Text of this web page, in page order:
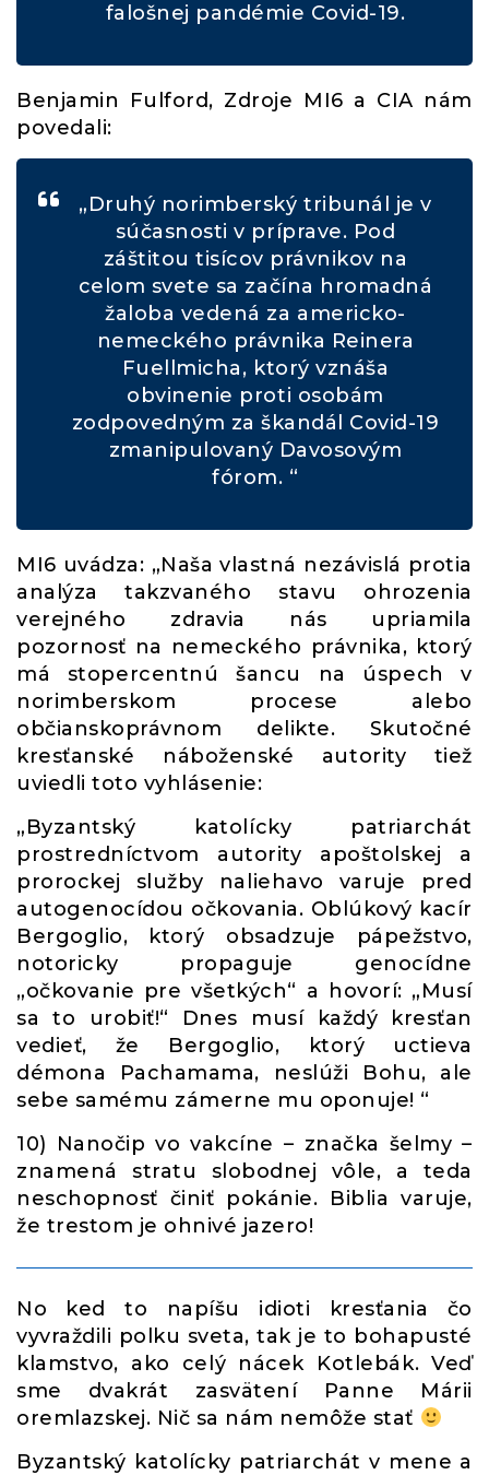
falošnej pandémie Covid-19.
Benjamin Fulford, Zdroje MI6 a CIA nám
povedali:
„Druhý norimberský tribunál je v
súčasnosti v príprave. Pod
záštitou tisícov právnikov na
celom svete sa začína hromadná
žaloba vedená za americko-
nemeckého právnika Reinera
Fuellmicha, ktorý vznáša
obvinenie proti osobám
zodpovedným za škandál Covid-19
zmanipulovaný Davosovým
fórom. “
MI6 uvádza: „Naša vlastná nezávislá protia
analýza takzvaného stavu ohrozenia
verejného zdravia nás upriamila
pozornosť na nemeckého právnika, ktorý
má stopercentnú šancu na úspech v
norimberskom procese alebo
občianskoprávnom delikte. Skutočné
kresťanské náboženské autority tiež
uviedli toto vyhlásenie:
„Byzantský katolícky patriarchát
prostredníctvom autority apoštolskej a
prorockej služby naliehavo varuje pred
autogenocídou očkovania. Oblúkový kacír
Bergoglio, ktorý obsadzuje pápežstvo,
notoricky propaguje genocídne
„očkovanie pre všetkých“ a hovorí: „Musí
sa to urobiť!“ Dnes musí každý kresťan
vedieť, že Bergoglio, ktorý uctieva
démona Pachamama, neslúži Bohu, ale
sebe samému zámerne mu oponuje! “
10) Nanočip vo vakcíne – značka šelmy –
znamená stratu slobodnej vôle, a teda
neschopnosť činiť pokánie. Biblia varuje,
že trestom je ohnivé jazero!
No ked to napíšu idioti kresťania čo
vyvraždili polku sveta, tak je to bohapusté
klamstvo, ako celý nácek Kotlebák. Veď
sme dvakrát zasvätení Panne Márii
oremlazskej. Nič sa nám nemôže stať
Byzantský katolícky patriarchát v mene a